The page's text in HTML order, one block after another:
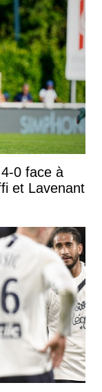
0 face à
et Lavenant